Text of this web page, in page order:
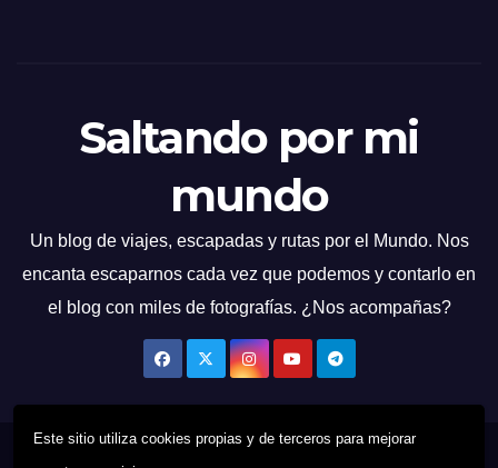
Este sitio utiliza cookies propias y de terceros para mejorar
Saltando por mi
mundo
Un blog de viajes, escapadas y rutas por el Mundo. Nos
encanta escaparnos cada vez que podemos y contarlo en
el blog con miles de fotografías. ¿Nos acompañas?
Funciona gracias a WordPress